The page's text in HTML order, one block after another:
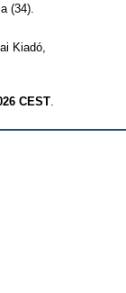
(34).
Kiadó,
CEST